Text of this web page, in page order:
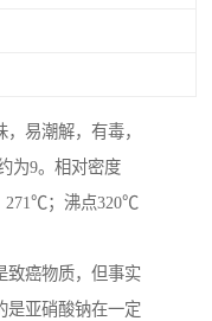
易潮解，有毒，
为9。相对密度
271℃；沸点320℃
致癌物质，但事实
是亚硝酸钠在一定